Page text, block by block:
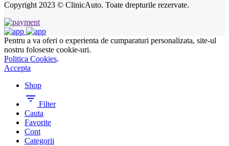
Copyright 2023 © ClinicAuto. Toate drepturile rezervate.
Pentru a va oferi o experienta de cumparaturi personalizata, site-ul
nostru foloseste cookie-uri.
Politica Cookies.
Accepta
Shop
Filter
Cauta
Favorite
Cont
Categorii